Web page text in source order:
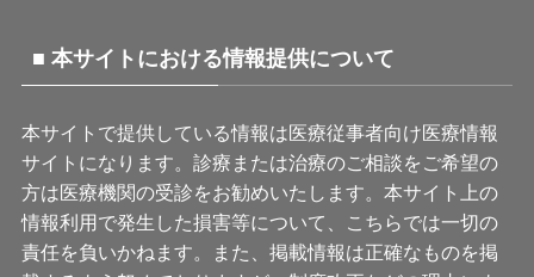
■ 本サイトにおける情報提供について
本サイトで提供している情報は医療従事者向け医療情報
サイトになります。診療または治療のご相談をご希望の
方は医療機関の受診をお勧めいたします。本サイト上の
情報利用で発生した損害等について、こちらでは一切の
責任を負いかねます。また、掲載情報は正確なものを掲